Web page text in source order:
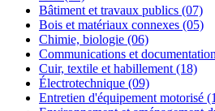
Bâtiment et travaux publics (07)
Bois et matériaux connexes (05)
Chimie, biologie (06)
Communications et
Cuir, textile et habillement (18)
Électrotechnique (09)
Entretien d'équipement motorisé